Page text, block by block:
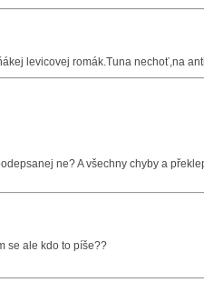
levicovej romák.Tuna nechoť,na
ne? A všechny chyby a
se ale kdo to píše??